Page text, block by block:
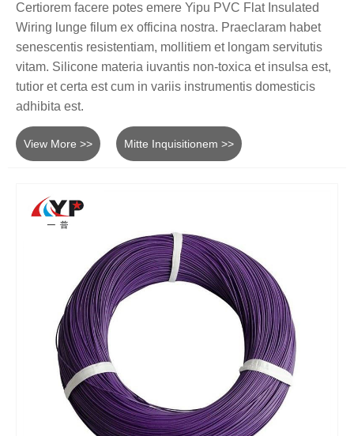
Certiorem facere potes emere Yipu PVC Flat Insulated
Wiring lunge filum ex officina nostra. Praeclaram habet
senescentis resistentiam, mollitiem et longam servitutis
vitam. Silicone materia iuvantis non-toxica et insulsa est,
tutior et certa est cum in variis instrumentis domesticis
adhibita est.
View More >> Mitte Inquisitionem >>